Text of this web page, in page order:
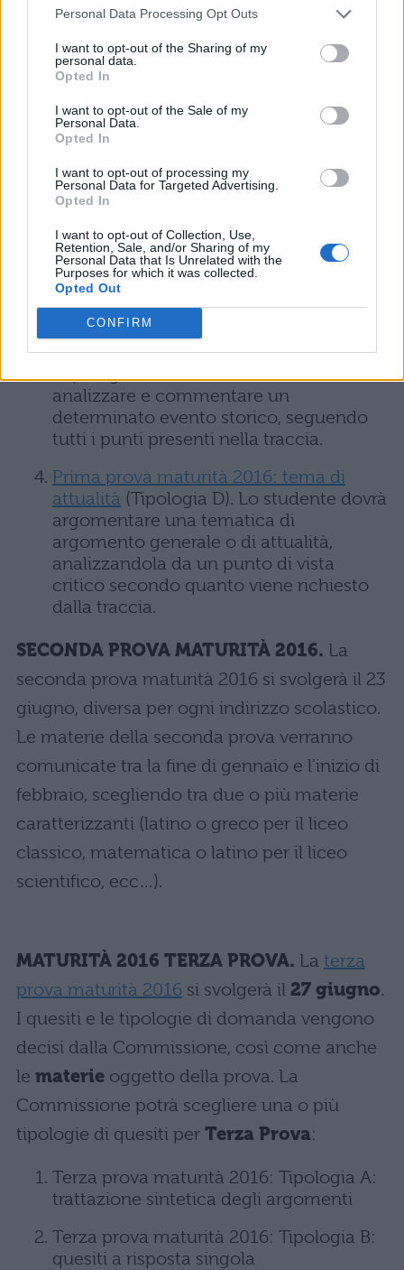
Personal Data Processing Opt Outs
I want to opt-out of the Sharing of my
personal data.
Opted In
I want to opt-out of the Sale of my
Personal Data.
Opted In
I want to opt-out of processing my
Personal Data for Targeted Advertising.
Opted In
I want to opt-out of Collection, Use,
Retention, Sale, and/or Sharing of my
Personal Data that Is Unrelated with the
Purposes for which it was collected.
Opted Out
CONFIRM
Prima prova maturità 2016: analisi del
testo
(Tipologia A) Ai candidati verrà
proposto un brano in prosa o in versi da
analizzare rispondendo ad alcune
domande allegate al testo.
Prima prova maturità 2016: saggio breve
&
Prima prova maturità 2016 articolo di
giornale(Tipologia B). In forma di saggio
breve o articolo di giornale, gli studenti
dovranno sviluppare un argomento
utilizzando i documenti e i dati forniti,
scegliendo tra 4 ambiti proposti:
artistico-letterario, socio-economico,
storico-politico, tecnico-scientifico.
Prima prova maturità 2016: tema storico
(Tipologia C). Gli studenti dovranno
analizzare e commentare un
determinato evento storico, seguendo
tutti i punti presenti nella traccia.
Prima prova maturità 2016: tema di
attualità (Tipologia D). Lo studente dovrà
argomentare una tematica di
argomento generale o di attualità,
analizzandola da un punto di vista
critico secondo quanto viene richiesto
dalla traccia.
SECONDA PROVA MATURITÀ 2016. La
seconda prova maturità 2016 si svolgerà il 23
giugno, diversa per ogni indirizzo scolastico.
Le materie della seconda prova verranno
comunicate tra la fine di gennaio e l'inizio di
febbraio, scegliendo tra due o più materie
caratterizzanti (latino o greco per il liceo
classico, matematica o latino per il liceo
scientifico, ecc…).
MATURITÀ 2016 TERZA PROVA. La terza
prova maturità 2016 si svolgerà il27 giugno.
I quesiti e le tipologie di domanda vengono
decisi dalla Commissione, così come anche
le materie oggetto della prova. La
Commissione potrà scegliere una o più
tipologie di quesiti per Terza Prova:
Terza prova maturità 2016: Tipologia A:
trattazione sintetica degli argomenti
Terza prova maturità 2016: Tipologia B:
quesiti a risposta singola